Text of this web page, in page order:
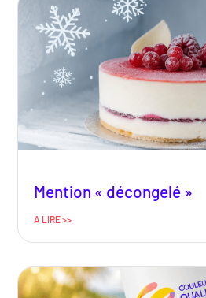
Mention « décongelé »
A LIRE >>